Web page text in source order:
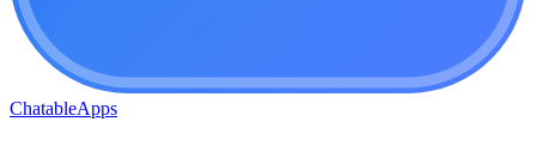
ChatableApps